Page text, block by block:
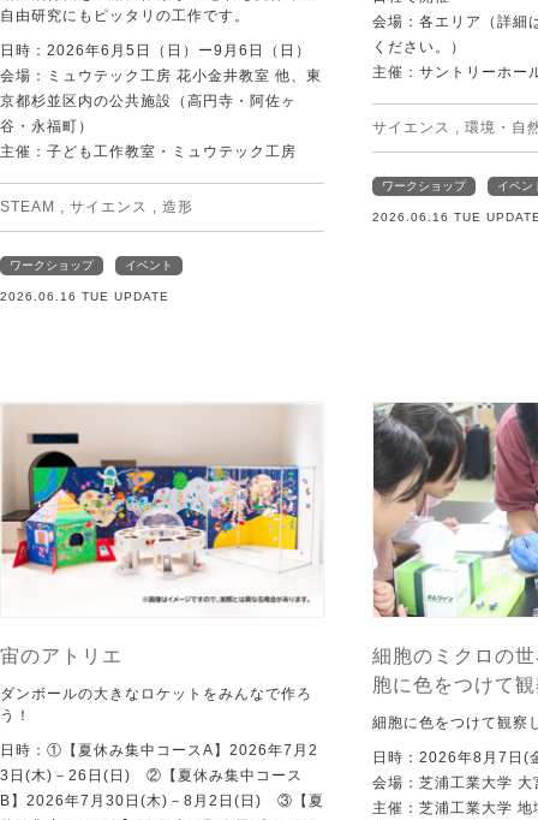
自由研究にもピッタリの工作です。
日時：2026年6月5日（日）ー9月6日（日）
会場：ミュウテック工房 花小金井教室 他、東
京都杉並区内の公共施設（高円寺・阿佐ヶ
谷・永福町）
主催：子ども工作教室・ミュウテック工房
STEAM , サイエンス , 造形
ワークショップ イベント
2026.06.16 TUE UPDATE
会場：各エリア（詳細
ください。）
主催：サントリーホー
サイエンス , 環境・自
ワークショップ イベン
2026.06.16 TUE
宙のアトリエ
ダンボールの大きなロケットをみんなで作ろ
う！
日時：①【夏休み集中コースA】2026年7月2
3日(木)－26日(日) ②【夏休み集中コース
B】2026年7月30日(木)－8月2日(日) ③【夏
細胞のミクロの
胞に色をつけて
細胞に色をつけて観察
日時：2026年8月7日(
会場：芝浦工業大学 大
主催：芝浦工業大学